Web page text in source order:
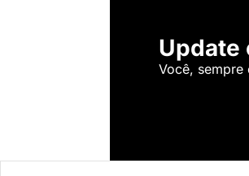
Update
Você, sempre